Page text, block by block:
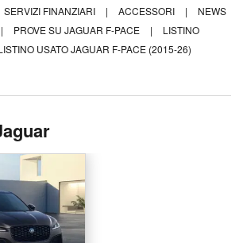
SERVIZI FINANZIARI | ACCESSORI |
NEWS
| PROVE SU JAGUAR F-PACE |
LISTINO
USATO JAGUAR F-PACE (2015-26)